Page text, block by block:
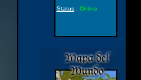
Status : Online